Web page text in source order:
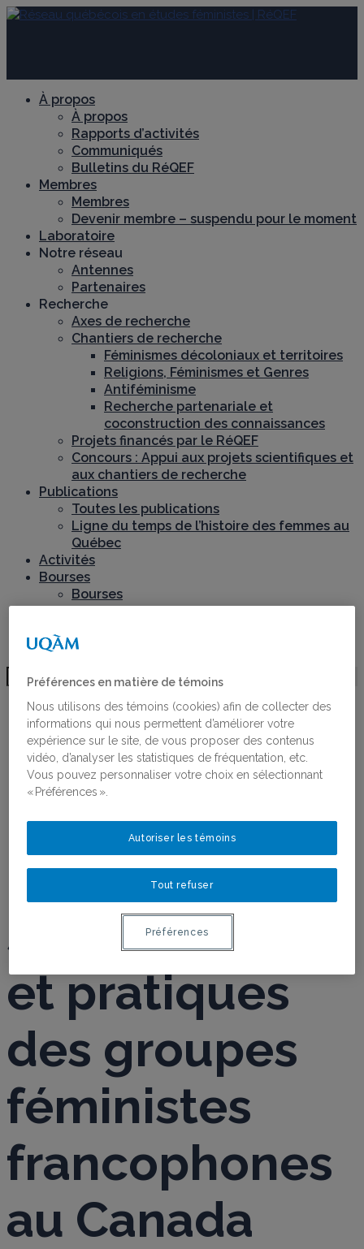
À propos
À propos
Rapports d’activités
Communiqués
Bulletins du RéQEF
Membres
Membres
Devenir membre – suspendu pour le moment
Laboratoire
Notre réseau
Antennes
Partenaires
Recherche
Axes de recherche
Chantiers de recherche
Féminismes décoloniaux et territoires
Religions, Féminismes et Genres
Antiféminisme
Recherche partenariale et
coconstruction des connaissances
Projets financés par le RéQEF
Concours : Appui aux projets scientifiques et
aux chantiers de recherche
Publications
Toutes les publications
Ligne du temps de l’histoire des femmes au
Québec
Activités
Bourses
Bourses
Lauréates des bourses
Nous joindre
BLOGUE
Pratiques en
mouvement |
savoirs, luttes
et pratiques
des groupes
féministes
francophones
au Canada
Préférences en matière de témoins
Nous utilisons des témoins (cookies) afin de collecter des
informations qui nous permettent d’améliorer votre
expérience sur le site, de vous proposer des contenus
vidéo, d’analyser les statistiques de fréquentation, etc.
Vous pouvez personnaliser votre choix en sélectionnant
« Préférences ».
Tout refuser
Autoriser les témoins
Préférences